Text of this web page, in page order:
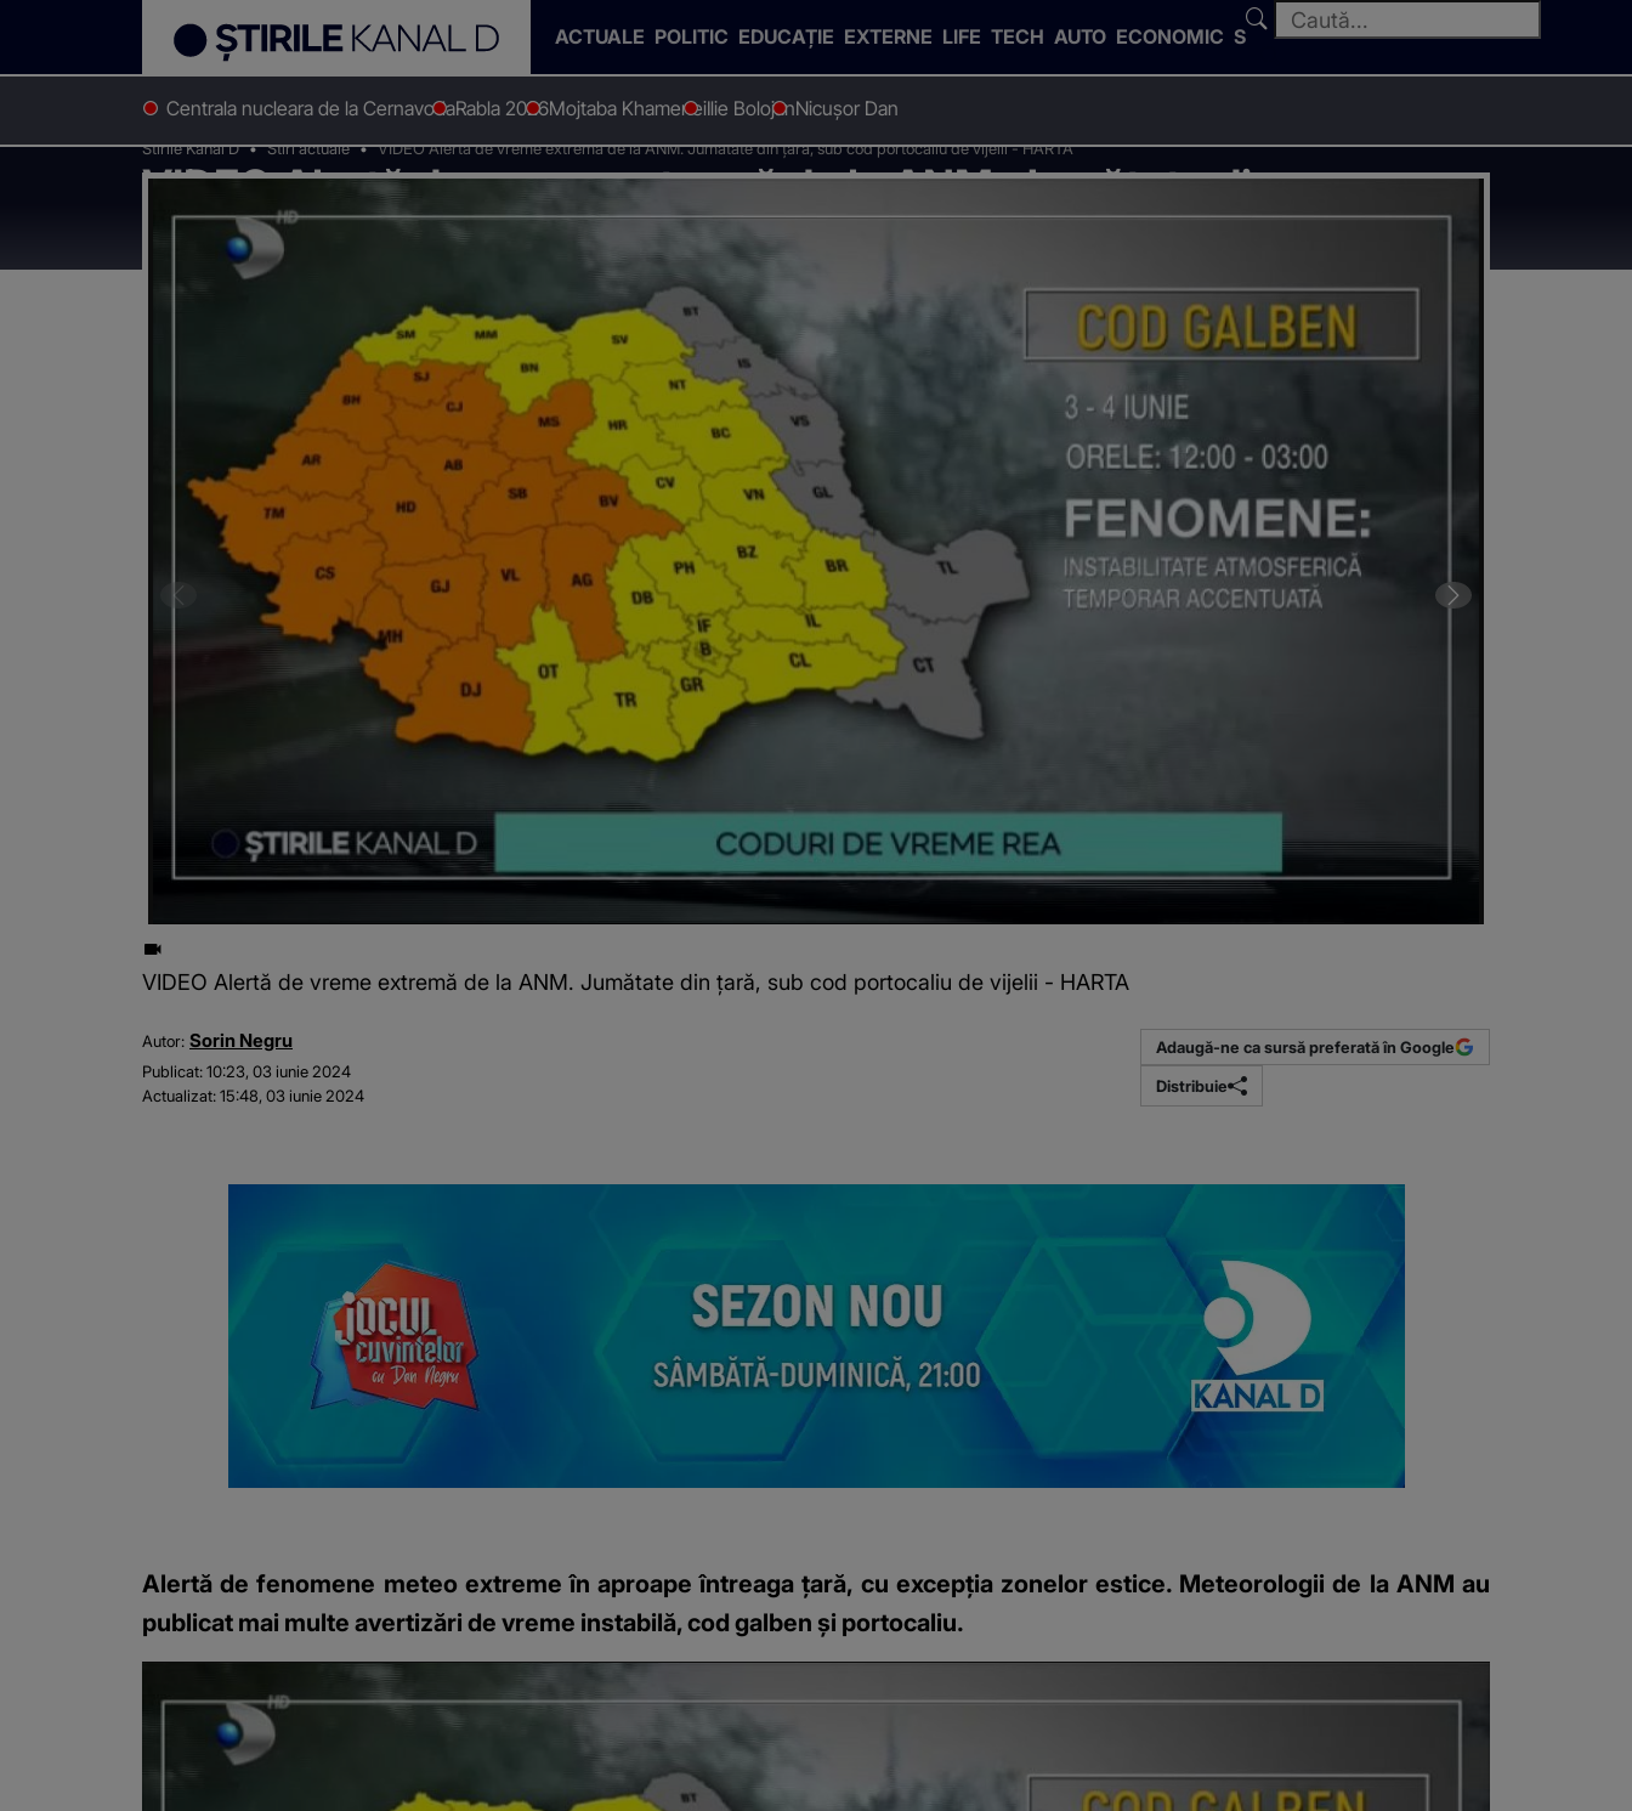
ACTUALE POLITIC EDUCAȚIE EXTERNE LIFE TECH AUTO ECONOMIC SPORT
Centrala nucleara de la CernavodaRabla 2026Mojtaba KhameneiIlie BolojanNicușor Dan
Stirile Kanal D Stiri actuale VIDEO Alertă de vreme extremă de la ANM. Jumătate din țară, sub cod portocaliu de vijelii - HARTA
VIDEO Alertă de vreme extremă de la ANM. Jumătate din
țară, sub cod portocaliu de vijelii - HARTA
VIDEO Alertă de vreme extremă de la ANM. Jumătate din țară, sub cod portocaliu de vijelii - HARTA
Autor: Sorin Negru
Publicat:10:23, 03 iunie 2024
Actualizat:15:48, 03 iunie 2024
Adaugă-ne ca sursă preferată în Google
Distribuie
Alertă de fenomene meteo extreme în aproape întreaga țară, cu excepția zonelor estice. Meteorologii de la ANM au
publicat mai multe avertizări de vreme instabilă, cod galben și portocaliu.